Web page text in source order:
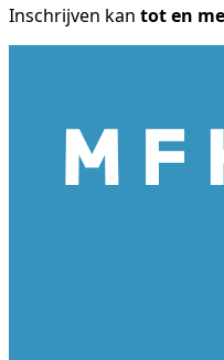
Inschrijven kan tot en